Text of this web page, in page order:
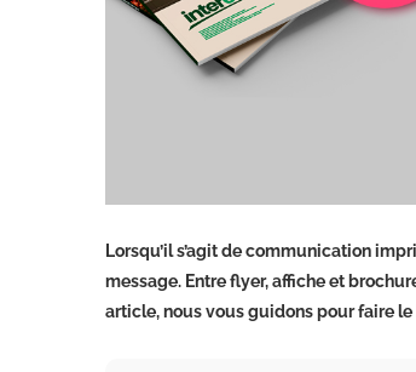
Lorsqu’il s’agit de communication
message. Entre flyer, affiche et
article, nous vous guidons pour faire